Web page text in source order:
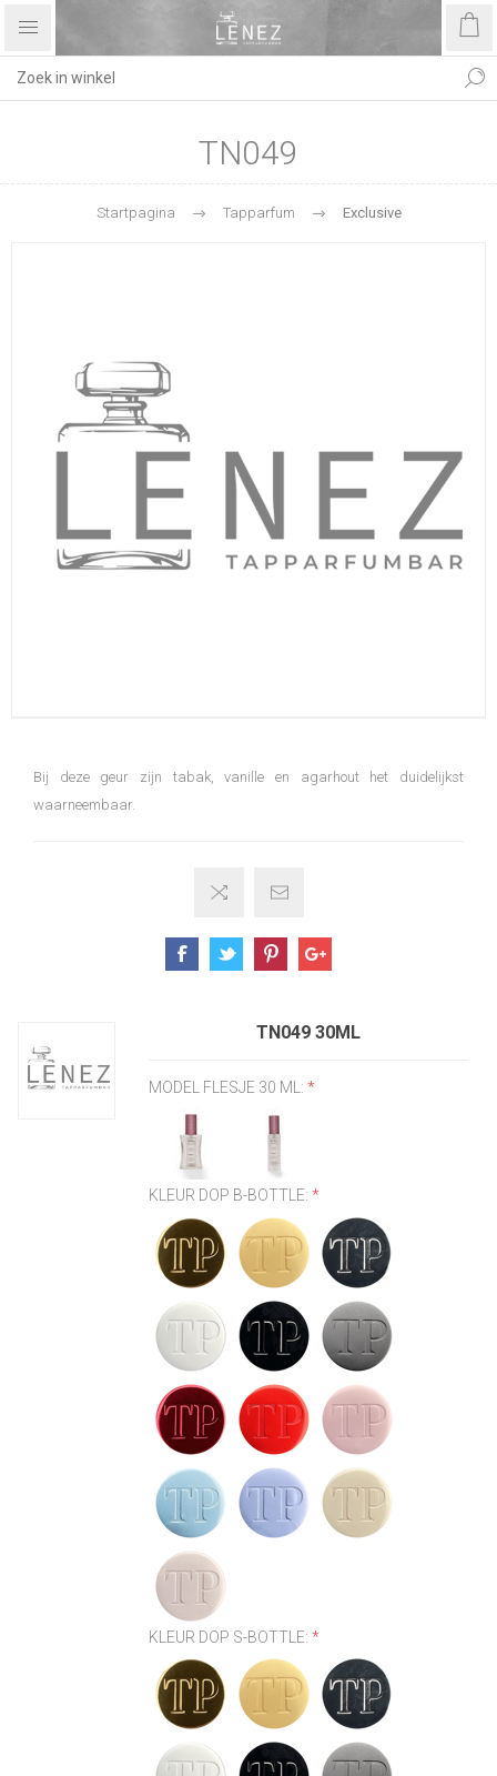
TN049
Startpagina Tapparfum Exclusive
Bij deze geur zijn tabak, vanille en agarhout het duidelijkst
waarneembaar.
TN049 30ML
MODEL FLESJE 30 ML:*
KLEUR DOP B-BOTTLE:*
KLEUR DOP S-BOTTLE:*